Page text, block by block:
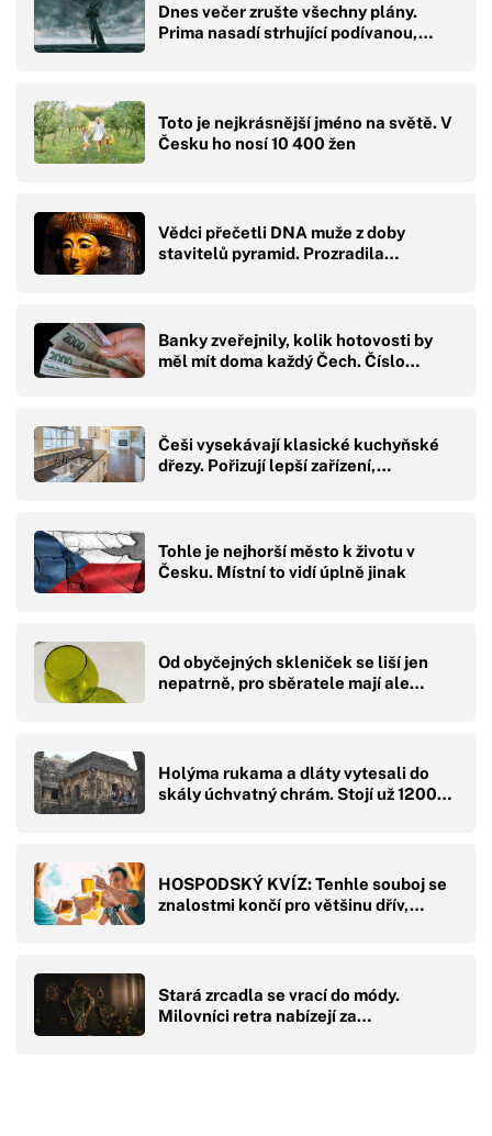
Dnes večer zrušte všechny plány.
Prima nasadí strhující podívanou,…
Toto je nejkrásnější jméno na světě. V
Česku ho nosí 10 400 žen
Vědci přečetli DNA muže z doby
stavitelů pyramid. Prozradila…
Banky zveřejnily, kolik hotovosti by
měl mít doma každý Čech. Číslo…
Češi vysekávají klasické kuchyňské
dřezy. Pořizují lepší zařízení,…
Tohle je nejhorší město k životu v
Česku. Místní to vidí úplně jinak
Od obyčejných skleniček se liší jen
nepatrně, pro sběratele mají ale…
Holýma rukama a dláty vytesali do
skály úchvatný chrám. Stojí už 1200…
HOSPODSKÝ KVÍZ: Tenhle souboj se
znalostmi končí pro většinu dřív,…
Stará zrcadla se vrací do módy.
Milovníci retra nabízejí za…